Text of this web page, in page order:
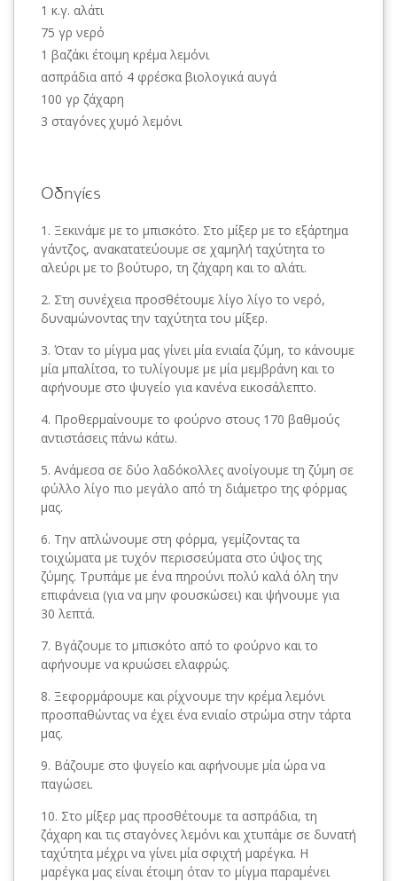
1 κ.γ. αλάτι
75 γρ νερό
1 βαζάκι έτοιμη κρέμα λεμόνι
ασπράδια από 4 φρέσκα βιολογικά αυγά
100 γρ ζάχαρη
3 σταγόνες χυμό λεμόνι
Οδηγίες
Ξεκινάμε με το μπισκότο. Στο μίξερ με το εξάρτημα
γάντζος, ανακατατεύουμε σε χαμηλή ταχύτητα το
αλεύρι με το βούτυρο, τη ζάχαρη και το αλάτι.
Στη συνέχεια προσθέτουμε λίγο λίγο το νερό,
δυναμώνοντας την ταχύτητα του μίξερ.
Όταν το μίγμα μας γίνει μία ενιαία ζύμη, το κάνουμε
μία μπαλίτσα, το τυλίγουμε με μία μεμβράνη και το
αφήνουμε στο ψυγείο για κανένα εικοσάλεπτο.
Προθερμαίνουμε το φούρνο στους 170 βαθμούς
αντιστάσεις πάνω κάτω.
Ανάμεσα σε δύο λαδόκολλες ανοίγουμε τη ζύμη σε
φύλλο λίγο πιο μεγάλο από τη διάμετρο της φόρμας
μας.
Την απλώνουμε στη φόρμα, γεμίζοντας τα
τοιχώματα με τυχόν περισσεύματα στο ύψος της
ζύμης. Τρυπάμε με ένα πηρούνι πολύ καλά όλη την
επιφάνεια (για να μην φουσκώσει) και ψήνουμε για
30 λεπτά.
Βγάζουμε το μπισκότο από το φούρνο και το
αφήνουμε να κρυώσει ελαφρώς.
Ξεφορμάρουμε και ρίχνουμε την κρέμα λεμόνι
προσπαθώντας να έχει ένα ενιαίο στρώμα στην τάρτα
μας.
Βάζουμε στο ψυγείο και αφήνουμε μία ώρα να
παγώσει.
Στο μίξερ μας προσθέτουμε τα ασπράδια, τη
ζάχαρη και τις σταγόνες λεμόνι και χτυπάμε σε δυνατή
ταχύτητα μέχρι να γίνει μία σφιχτή μαρέγκα. Η
μαρέγκα μας είναι έτοιμη όταν το μίγμα παραμένει